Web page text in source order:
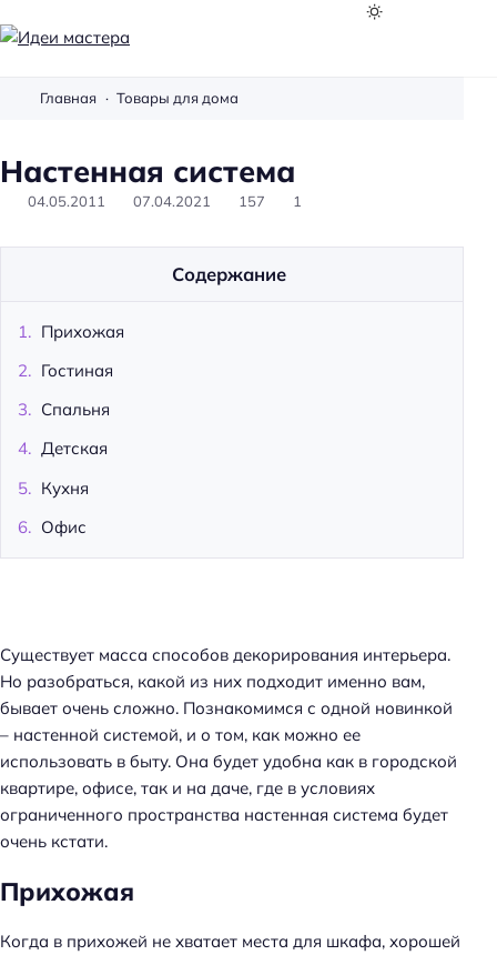
м
т
Главная Товары для дома
Настенная система
04.05.2011 07.04.2021 157 1
Существует масса способов декорирования интерьера.
Но разобраться, какой из них подходит именно вам,
бывает очень сложно. Познакомимся с одной новинкой
– настенной системой, и о том, как можно ее
использовать в быту. Она будет удобна как в городской
квартире, офисе, так и на даче, где в условиях
ограниченного пространства настенная система будет
очень кстати.
Прихожая
Когда в прихожей не хватает места для шкафа, хорошей
Содержание
Прихожая
Гостиная
Спальня
Детская
Кухня
Офис